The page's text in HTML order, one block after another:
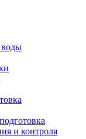
воды
и контроля